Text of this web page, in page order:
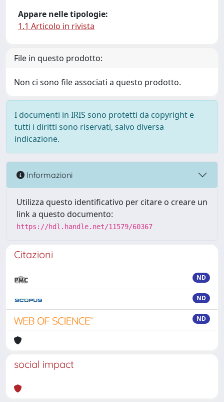
Appare nelle tipologie:
1.1 Articolo in rivista
File in questo prodotto:
Non ci sono file associati a questo prodotto.
I documenti in IRIS sono protetti da copyright e
tutti i diritti sono riservati, salvo diversa
indicazione.
Informazioni
Utilizza questo identificativo per citare o creare un
link a questo documento:
https://hdl.handle.net/11579/60367
Citazioni
ND
ND
ND
social impact